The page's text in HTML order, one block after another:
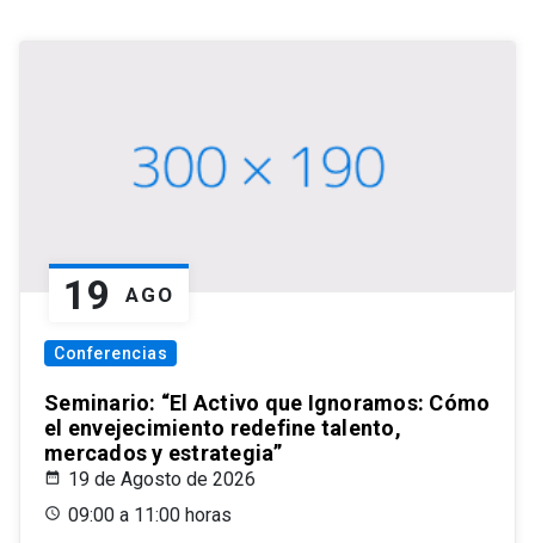
19 AGO
Conferencias
Seminario: “El Activo que Ignoramos: Cómo
el envejecimiento redefine talento,
mercados y estrategia”
19 de Agosto de 2026
09:00 a 11:00 horas